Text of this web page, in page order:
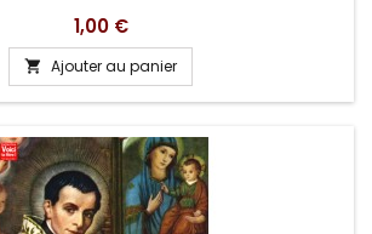
Prix
1,00 €
 Ajouter au panier